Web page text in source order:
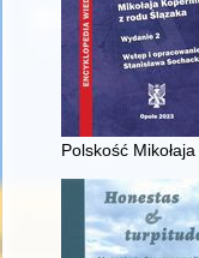
Polskość